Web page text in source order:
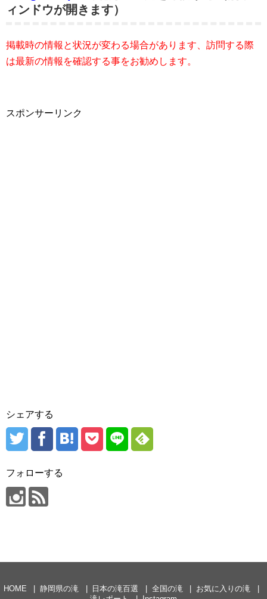
ィンドウが開きます）
掲載時の情報と状況が変わる場合があります、訪問する際
は最新の情報を確認する事をお勧めします。
スポンサーリンク
シェアする
フォローする
HOME 静岡県の滝 日本の滝百選 全国の滝
お気に入りの滝